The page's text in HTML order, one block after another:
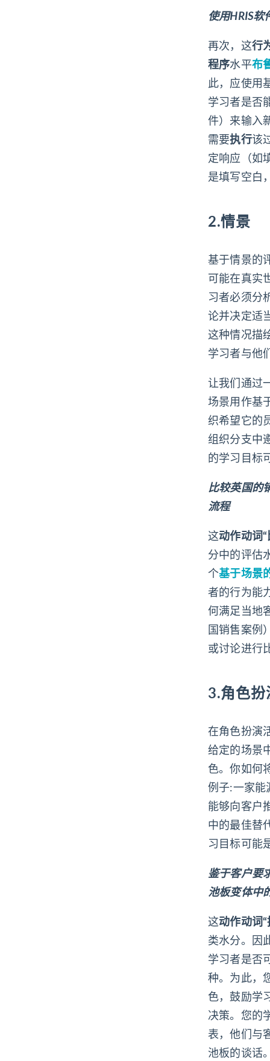
使用HRIS
再次，这行
程序水平布
此，应使用
学习者是否
件）来输入
需要执行该
定响应（如
是填写空白
2.情景
基于情景的
可能在真实
习者必须分
论并决定适
这种情况描
学习者与他
让我们通过
场景用作基
织希望它的
组织分支中
的学习目标
比较英国的
流程
这动作动词“
分中的评估
个基于场景
者的行为能
何满足当地
国销售案例
或讨论进行
3.角色扮
在角色扮演
给定的场景
色。你如何
例子:一家能
能够向客户
中的最佳替
习目标可能
鉴于客户要
池板变体中
这动作动词“
类水分。因
学习者是否
种。为此，
色，鼓励学
决策。您的
表，他们与
池板的谈话